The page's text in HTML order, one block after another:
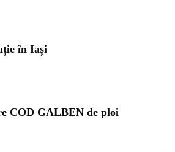
în Iași
COD GALBEN de ploi